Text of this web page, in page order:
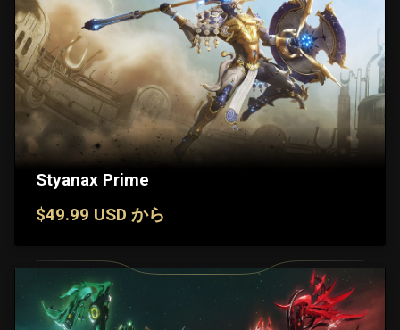
Styanax Prime
$49.99 USD から